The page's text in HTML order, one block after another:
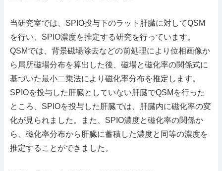
当研究室では、SPIO投与下のラット肝臓に対してQSM
を行い、SPIO濃度を推定する研究を行っています。
QSMでは、背景磁場除去などの前処理により位相画像か
ら局所磁場分布を算出した後、磁場と磁化率の関係式に
基づいた最小二乗法により磁化率分布を推定します。
SPIOを投与した肝臓としていない肝臓でQSMを行った
ところ、SPIOを投与した肝臓では、肝臓内に磁化率の変
化が見られました。また、SPIO濃度と磁化率の関係か
ら、磁化率分布から肝臓に蓄積した濃度と同等の濃度を
推定することができました。